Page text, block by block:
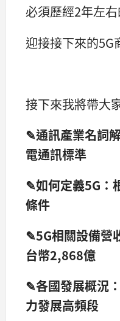
必須歷經2年左
迎接接下來的5G
接下來我將帶大
✎通訊產業名詞
電通訊標準
✎如何定義5G：
條件
✎5G相關設備營
台幣2,868億
✎各國發展概況
力發展高頻段